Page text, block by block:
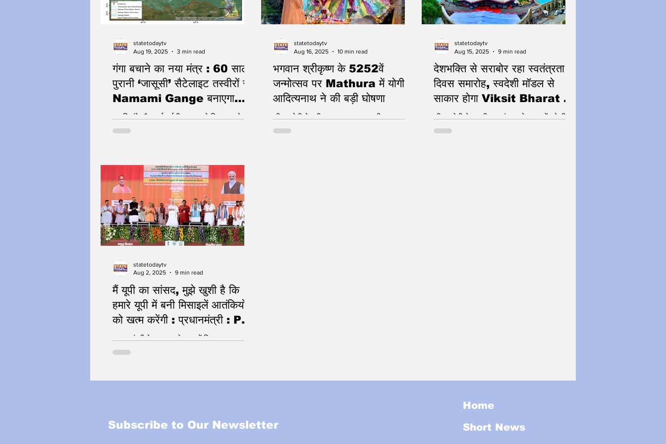
सकें।
गंगा बचाने का नया मंत्र : 60 साल
पुरानी ‘जासूसी’ सैटेलाइट तस्वीरों से
Namami Gange बनाएगा
संरक्षण का ब्लूप्रिंट
नमामि गंगे और आईआईटी कानपुर ने मिलकर खोली
नदी के बदलाव की आधी सदी की कहानी
statetodaytv
Aug 19, 2025
3 min read
भगवान श्रीकृष्ण के 5252वें
जन्मोत्सव पर Mathura में योगी
आदित्यनाथ ने की बड़ी घोषणा
सीएम योगी ने श्रीकृष्ण जन्मस्थान पर दी जन्माष्टमी
की बधाई, सनातन धर्म के संरक्षण पर दिया जोर
statetodaytv
Aug 16, 2025
10 min read
देशभक्ति से सराबोर रहा स्वतंत्रता
दिवस समारोह, स्वदेशी मॉडल से
साकार होगा Viksit Bharat का
संकल्प - सीएम योगी
सीएम योगी ने स्वाधीनता संग्राम के नायकों को दी
श्रद्धांजलि
statetodaytv
Aug 15, 2025
9 min read
मैं यूपी का सांसद, मुझे खुशी है कि
हमारे यूपी में बनी मिसाइलें आतंकियों
को खत्म करेंगी : प्रधानमंत्री : PM
Modi
प्रधानमंत्री के उत्तर प्रदेश पर केंद्रित भाषण
statetodaytv
Aug 2, 2025
9 min read
Subscribe to Our Newsletter
Home
Short News